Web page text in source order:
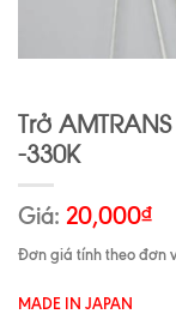
Trở
-330K
Giá: 20,000₫
Đơn giá tính theo đơn
MADE IN JAPAN